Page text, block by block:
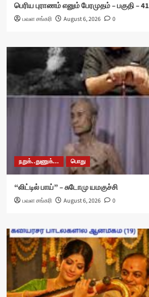
பெரிய புராணம் எனும் பேரமுதம் – பகுதி – 41
பவள சங்கரி August 6, 2026 0
நறுக்..துணுக்... பொது
“லிட்டில் பாய்” – சுடோமு யமகுச்சி
பவள சங்கரி August 6, 2026 0